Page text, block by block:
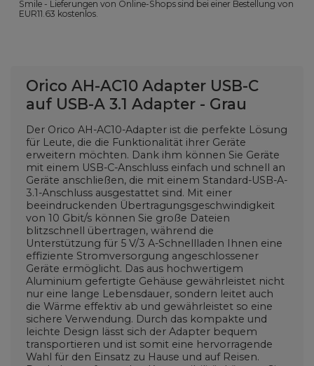
Smile - Lieferungen von Online-Shops sind bei einer Bestellung von
EUR11.63 kostenlos.
Orico AH-AC10 Adapter USB-C
auf USB-A 3.1 Adapter - Grau
Der Orico AH-AC10-Adapter ist die perfekte Lösung
für Leute, die die Funktionalität ihrer Geräte
erweitern möchten. Dank ihm können Sie Geräte
mit einem USB-C-Anschluss einfach und schnell an
Geräte anschließen, die mit einem Standard-USB-A-
3.1-Anschluss ausgestattet sind. Mit einer
beeindruckenden Übertragungsgeschwindigkeit
von 10 Gbit/s können Sie große Dateien
blitzschnell übertragen, während die
Unterstützung für 5 V/3 A-Schnellladen Ihnen eine
effiziente Stromversorgung angeschlossener
Geräte ermöglicht. Das aus hochwertigem
Aluminium gefertigte Gehäuse gewährleistet nicht
nur eine lange Lebensdauer, sondern leitet auch
die Wärme effektiv ab und gewährleistet so eine
sichere Verwendung. Durch das kompakte und
leichte Design lässt sich der Adapter bequem
transportieren und ist somit eine hervorragende
Wahl für den Einsatz zu Hause und auf Reisen.